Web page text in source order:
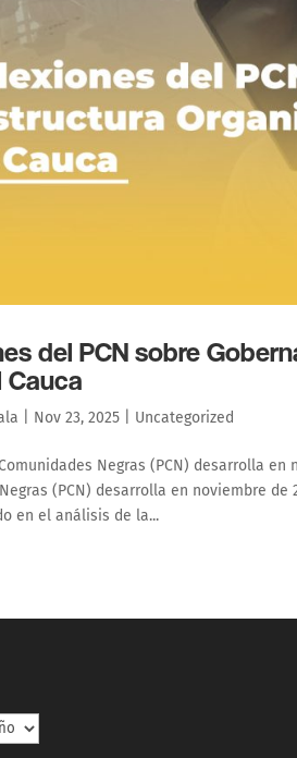
del PCN sobre
Nov 23, 2025 Uncategorized
Negras (PCN) desarrolla
(PCN) desarrolla en noviembre
en el análisis de la...